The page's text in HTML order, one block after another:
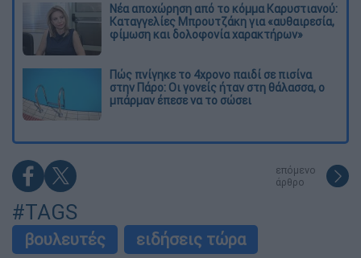
Νέα αποχώρηση από το κόμμα Καρυστιανού:
Καταγγελίες Μπρουτζάκη για «αυθαιρεσία,
φίμωση και δολοφονία χαρακτήρων»
Πώς πνίγηκε το 4χρονο παιδί σε πισίνα
στην Πάρο: Οι γονείς ήταν στη θάλασσα, ο
μπάρμαν έπεσε να το σώσει
επόμενο
άρθρο
#TAGS
βουλευτές
ειδήσεις τώρα